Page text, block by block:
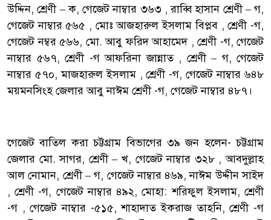
উদ্দিন, শ্রেণী – ক, গেজেট নাম্বার ৩৬৩ , রাব্বি হাসান শ্রেণী – গ,
গেজেট নাম্বার ৫৬৫ , মোঃ আজহারুল ইসলাম বিপ্লব , শ্রেণী -গ,
গেজেট নম্বর ৫৬৬, মো. আবু ফরিদ আহামেদ , শ্রেণী -গ, গেজেট
নাম্বার ৫৬৭, শ্রেণী -গ আফরিনা জান্নাত , শ্রেণী – গ, গেজেট
নাম্বার ৫৭০, মাজহারুল ইসলাম , শ্রেণী -গ, গেজেট নাম্বার ৬৪৮
ময়মনসিংহ জেলার আবু নাঈম শ্রেণী -গ, গেজেট নাম্বার ৪৮৭।
‎গেজেট বাতিল করা চট্টগ্রাম বিভাগের ৩৯ জন হলেন- চট্টগ্রাম
জেলার মো. সাগর, শ্রেণী – খ, গেজেট নাম্বার ৩২৮ , আবদুল্লাহ
আল নোমান, শ্রেণী – গ, গেজেট নাম্বার ৪৬৯, নাঈম উদ্দীন সাইদ
, শ্রেণী -গ, গেজেট নাম্বার ৪৯২, মোহা: শরিফুল ইসলাম, শ্রেণী
-গ , গেজেট নাম্বার -৫১৫, শাহাদাত ইকরাজ তাহনি, শ্রেণী -গ